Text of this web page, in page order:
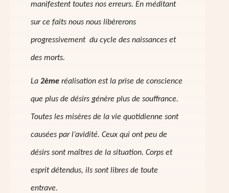
manifestent toutes nos erreurs. En méditant
sur ce faits nous nous libèrerons
progressivement du cycle des naissances et
des morts.
La 2ème réalisation est la prise de conscience
que plus de désirs génère plus de souffrance.
Toutes les misères de la vie quotidienne sont
causées par l’avidité. Ceux qui ont peu de
désirs sont maîtres de la situation. Corps et
esprit détendus, ils sont libres de toute
entrave.